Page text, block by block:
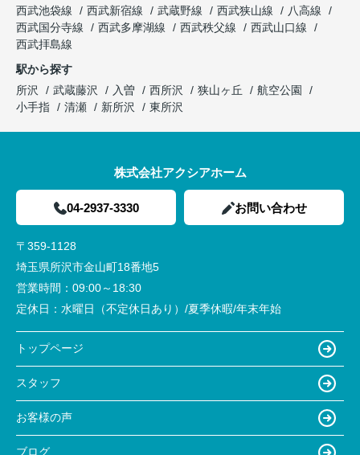
西武池袋線
西武新宿線 武蔵野線 西武狭山線
八高線
西武国分寺線
西武多摩湖線 西武秩父線
西武山口線
西武拝島線
駅から探す
所沢
武蔵藤沢 入曽 西所沢 狭山ヶ丘
航空公園
小手指
清瀬 新所沢 東所沢
株式会社アクシアホーム
04-2937-3330 お問い合わせ
〒359-1128
埼玉県所沢市金山町18番地5
営業時間： 09:00～18:30
定休日： 水曜日（不定休日あり）/夏季休暇/年末年始
トップページ
スタッフ
お客様の声
ブログ